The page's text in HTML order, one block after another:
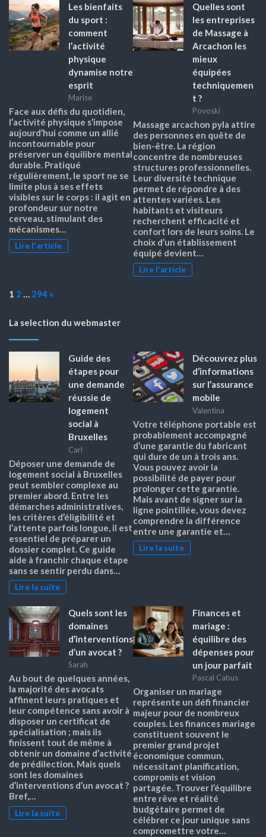
Les bienfaits
du sport :
comment
l’activité
physique
dynamise notre
esprit
Marise
Face aux défis du quotidien,
l’activité physique s’impose
aujourd’hui comme un allié
incontournable pour
préserver un équilibre mental
durable. Pratiqué
régulièrement, le sport ne se
limite plus à ses effets
visibles sur le corps : il agit en
profondeur sur notre
cerveau, stimulant des
mécanismes…
Lire l'article
Quelles sont
les entreprises
de Massage à
Arcachon les
mieux
équipées
techniquemen
t ?
Povoski
Massage arcachon pyla attire
des personnes en quête de
bien-être. La région
concentre de nombreuses
structures professionnelles.
Leur diversité technique
permet de répondre à des
attentes variées. Les
habitants et visiteurs
recherchent efficacité et
confort lors de leurs soins. Le
choix d’un établissement
équipé devient…
Lire l'article
Page:
1 2 … 294 Next
»
La selection du webmaster
Guide des
étapes pour
une demande
réussie de
logement
social à
Bruxelles
Carl
Déposer une demande de
logement social à Bruxelles
peut sembler complexe au
premier abord. Entre les
démarches administratives,
les critères d’éligibilité et
l’attente parfois longue, il est
essentiel de préparer un
dossier complet. Ce guide
aide à franchir chaque étape
sans se sentir perdu dans…
Lire la suite
Découvrez plus
d’informations
sur l’assurance
mobile
Valentina
Votre téléphone portable est
probablement accompagné
d’une garantie du fabricant
qui dure de un à trois ans.
Vous pouvez avoir la
possibilité de payer pour
prolonger cette garantie.
Mais avant de signer sur la
ligne pointillée, vous devez
comprendre la différence
entre une garantie et…
Lire la suite
Quels sont les
domaines
d’interventions
d’un avocat ?
Sarah
Au bout de quelques années,
la majorité des avocats
affinent leurs pratiques et
leur compétence sans avoir à
disposer un certificat de
spécialisation ; mais ils
finissent tout de même à
obtenir un domaine d’activité
de prédilection. Mais quels
sont les domaines
d’interventions d’un avocat ?
Bref,…
Lire la suite
Finances et
mariage :
équilibre des
dépenses pour
un jour parfait
Pascal Cabus
Organiser un mariage
représente un défi financier
majeur pour de nombreux
couples. Les finances mariage
constituent souvent le
premier grand projet
économique commun,
nécessitant planification,
compromis et vision
partagée. Trouver l’équilibre
entre rêve et réalité
budgétaire permet de
célébrer ce jour unique sans
compromettre votre…